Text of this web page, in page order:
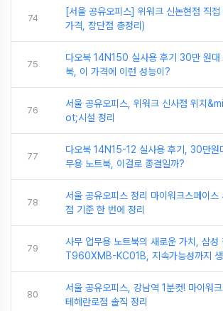
74
[서울 공유오피스] 위워크 신논현점 직
가격, 장단점 총정리)
75
다오북 14N150 실사용 후기 30만 원대
북, 이 가격에 이런 성능이?
76
서울 공유오피스, 위워크 신사점 위치
ot;시설 정리
77
다오북 14N15-12 실사용 후기, 30만원
무용 노트북, 이걸로 종결일까?
78
서울 공유오피스 정리 마이워크스페이스
점 기준 한 번에 정리
79
사무 업무용 노트북의 새로운 가치, 삼성
T960XMB-KC01B, 지속가능성까지 생
80
서울 공유오피스, 강남역 1분컷! 마이워
테헤란로점 솔직 정리